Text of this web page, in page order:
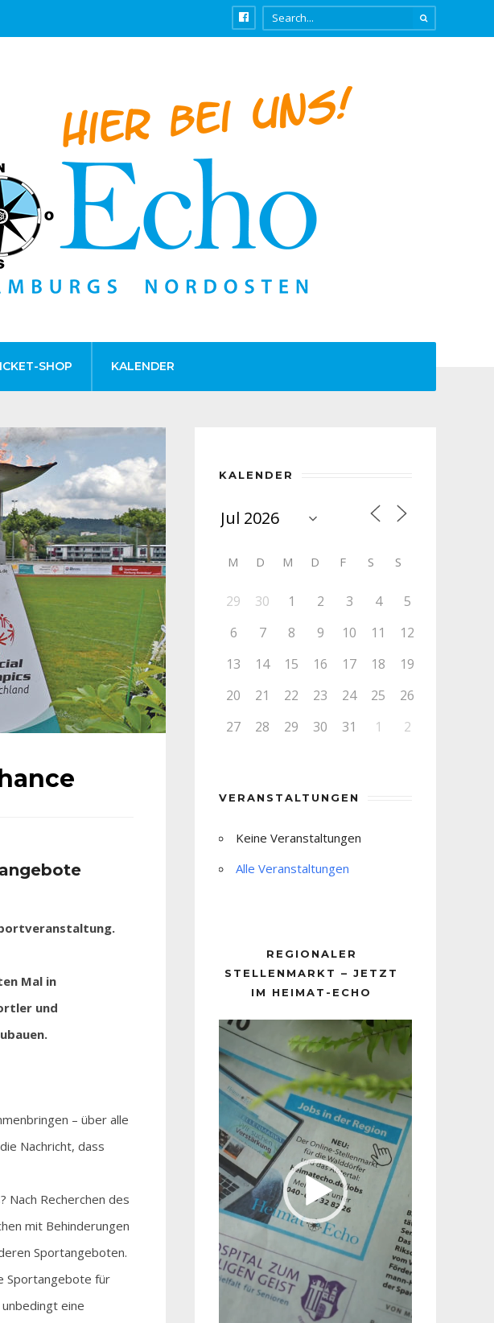
SHOP KALENDER
Mal in
und
– über alle
Nachricht, dass
Nach Recherchen des
mit Behinderungen
Sportangeboten.
Sportangebote für
eine
KALENDER
M D M D F S S
29 30 1 2 3 4
5
6
7 8 9 10 11
12
13
14 15 16 17 18
19
20
21 22 23 24 25
26
27
28 29 30 31 1 2
VERANSTALTUNGEN
Keine Veranstaltungen
Alle Veranstaltungen
REGIONALER
STELLENMARKT – JETZT
IM HEIMAT-ECHO
Player